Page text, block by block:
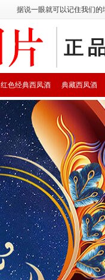
据说一眼就可以记住我们
典藏西凤酒
红色经典西凤酒